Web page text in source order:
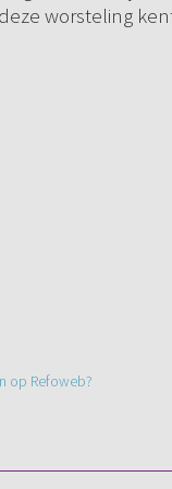
worsteling
op Refoweb?